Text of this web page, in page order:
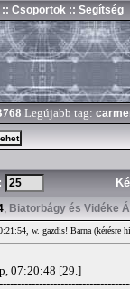
:: Csoportok :: Segítség
Legújabb tag:
, Biatorbágy és Vidéke
w. gazdis! Barna (kérésre
07:20:48 [29.]